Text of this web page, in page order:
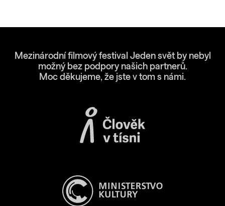
Mezinárodní filmový festival Jeden svět by nebyl
možný bez podpory našich partnerů.
Moc děkujeme, že jste v tom s námi.